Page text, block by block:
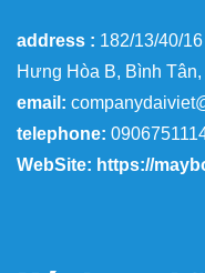
address : 182/13/40/
Hưng Hòa B, Bình
email:
telephone:
WebSite: https://